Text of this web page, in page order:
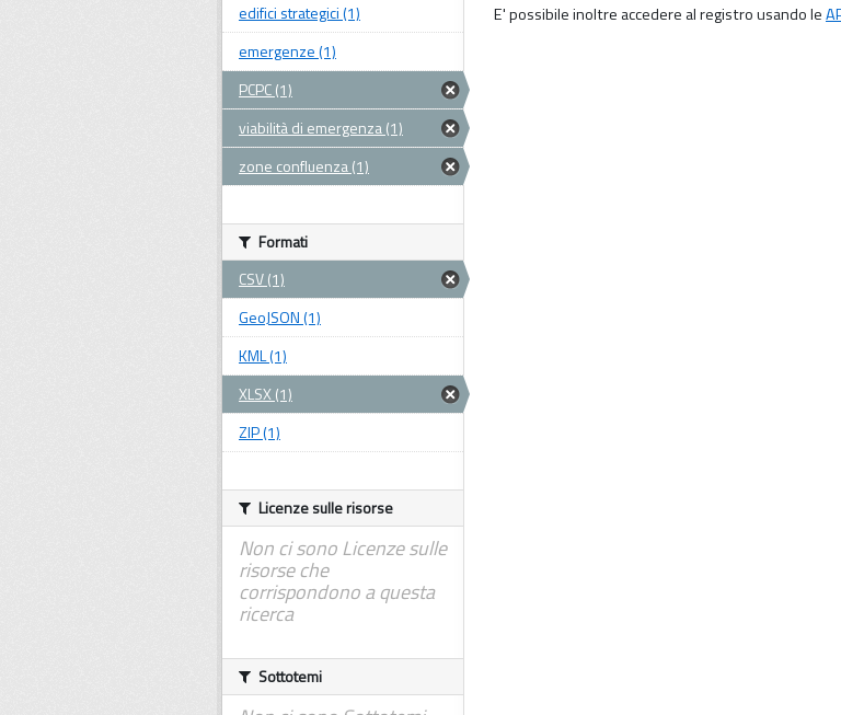
E' possibile inoltre accedere al registro usando le
edifici strategici (1)
emergenze (1)
PCPC (1)
viabilità di emergenza (1)
zone confluenza (1)
Formati
CSV (1)
GeoJSON (1)
KML (1)
XLSX (1)
ZIP (1)
Licenze sulle risorse
Non ci sono Licenze sulle
risorse che
corrispondono a questa
ricerca
Sottotemi